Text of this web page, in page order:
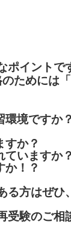
イントで
ためには
境ですか？
すか？
いますか？
か！？
る方はぜひ
受験のご相